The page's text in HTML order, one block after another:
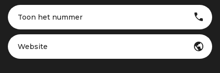
Toon het nummer
Website